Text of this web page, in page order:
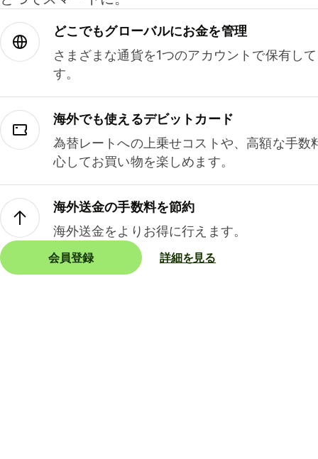
どこでもグ⁠ロ⁠ー⁠バ⁠ルにお金を管理
さまざまな通貨を1つのアカウントで保有し
す。
海外でも使えるデビットカード
為替レートへの上乗せコストや、高額な手数
心してお買い物を楽しめます。
海外送金の手数料を節約
海外送金をよりお得に行えます。
会員登録 詳細を見る